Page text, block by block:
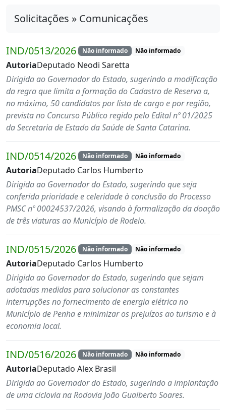
Solicitações » Comunicações
IND/0513/2026 Não informado Não informado
AutoriaDeputado Neodi Saretta
Dirigida ao Governador do Estado, sugerindo a modificação
da regra que limita a formação do Cadastro de Reserva a,
no máximo, 50 candidatos por lista de cargo e por região,
prevista no Concurso Público regido pelo Edital nº 01/2025
da Secretaria de Estado da Saúde de Santa Catarina.
IND/0514/2026 Não informado Não informado
AutoriaDeputado Carlos Humberto
Dirigida ao Governador do Estado, sugerindo que seja
conferida prioridade e celeridade à conclusão do Processo
PMSC nº 00024537/2026, visando à formalização da doação
de três viaturas ao Município de Rodeio.
IND/0515/2026 Não informado Não informado
AutoriaDeputado Carlos Humberto
Dirigida ao Governador do Estado, sugerindo que sejam
adotadas medidas para solucionar as constantes
interrupções no fornecimento de energia elétrica no
Município de Penha e minimizar os prejuízos ao turismo e à
economia local.
IND/0516/2026 Não informado Não informado
AutoriaDeputado Alex Brasil
Dirigida ao Governador do Estado, sugerindo a implantação
de uma ciclovia na Rodovia João Gualberto Soares.